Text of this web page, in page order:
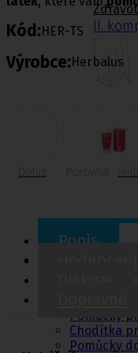
II.
Pomůcky pro
Toaletní
Pomůcky
Chodítka
Pomůcky
Kód:HER-TS
Výrobce:Herbalus
Dotaz Porovnat
Popis